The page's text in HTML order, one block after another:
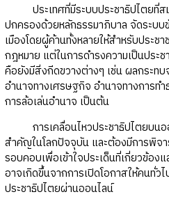
ประเทศที่มีระบบประชาธิปไตยที่ส
ปกครองด้วยหลักธรรมาภิบาล จัดระบ
เมืองโดยผู้ค้านทั้งหลายให้สำหรับประช
กฎหมาย แต่ในการดำรงความเป็นประ
คือยังมีสิ่งกีดขวางต่างๆ เช่น ผลกระท
อำนาจทางเศรษฐกิจ อำนาจทางการท
การล้อเล่นอำนาจ เป็นต้น
การเคลื่อนไหวประชาธิปไตยบนออ
สำคัญในโลกปัจจุบัน และต้องมีการพิจา
รอบคอบเพื่อเข้าใจประเด็นที่เกี่ยวข้อง
อาจเกิดขึ้นจากการเปิดโอกาสให้คนทั่ว
ประชาธิปไตยผ่านออนไลน์